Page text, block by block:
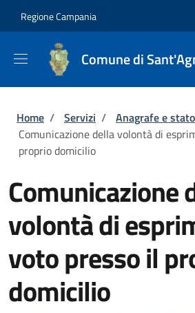
Regione Campania
Comune di
Briciole di pane
Home / Servizi / Anagrafe e
Comunicazione della volontà di
proprio domicilio
Comunicazione
volontà di
voto presso il
domicilio